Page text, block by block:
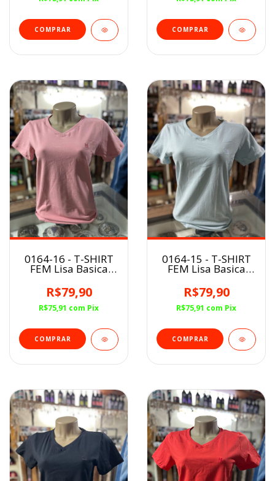
COMPRAR COMPRAR
0164-16 - T-SHIRT
FEM Lisa Basica
R$79,90
R$75,91 com Pix
COMPRAR
0164-15 - T-SHIRT
FEM Lisa Basica
R$79,90
R$75,91 com Pix
COMPRAR